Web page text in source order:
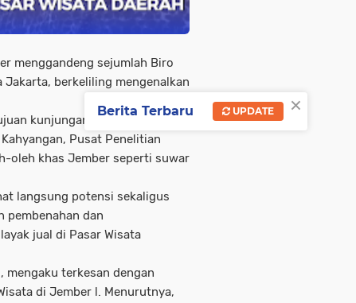
menggandeng sejumlah Biro
Jakarta, berkeliling mengenalkan
kunjungan, di antaranya
Pusat Penelitian
oleh khas Jember seperti suwar
langsung potensi sekaligus
pembenahan dan
jual di Pasar Wisata
mengaku terkesan dengan
di Jember l. Menurutnya,
×
Berita Terbaru UPDATE